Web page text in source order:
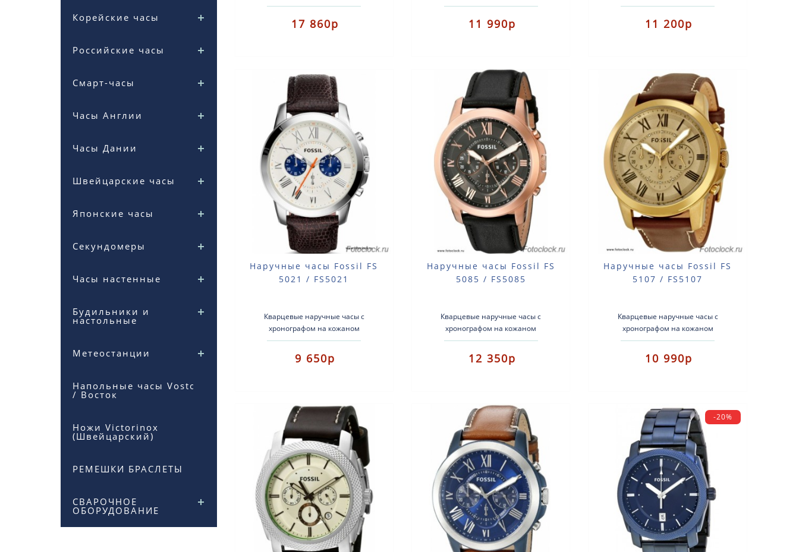
Корейские часы
Российские часы
Смарт-часы
Часы Англии
Часы Дании
Швейцарские часы
Японские часы
Секундомеры
Часы настенные
Будильники и
настольные
Метеостанции
Напольные часы Vostok
/ Восток
Ножи Victorinox
(Швейцарский)
РЕМЕШКИ БРАСЛЕТЫ
СВАРОЧНОЕ
ОБОРУДОВАНИЕ
нержавеющей стали.Тип механизма:
кварцевыйКорпус: нержавеющая
сталь с PVD пок..
17 860р
ремешке.Тип механизма:
кварцевыйКорпус: нержавеющая
сталь с розовой позолотойРем..
11 990р
ремешке.Тип механизма:
кварцевыйКорпус: нержавеющая
сталь с розовой позолотойРеме..
11 200р
Наручные часы Fossil FS
5021 / FS5021
Кварцевые наручные часы с
хронографом на кожаном
ремешке.Тип механизма:
кварцевыйКорпус: нержавеющая
стальРемень: кожаный Стекло: ..
9 650р
Наручные часы Fossil FS
5085 / FS5085
Кварцевые наручные часы с
хронографом на кожаном
ремешке.Тип механизма:
кварцевыйКорпус: нержавеющая
сталь с PVD покрытиемРемень:..
12 350р
Наручные часы Fossil FS
5107 / FS5107
Кварцевые наручные часы с
хронографом на кожаном
ремешке.Тип механизма:
кварцевыйКорпус: нержавеющая
сталь с PVD покрытиемРемень:..
10 990р
-20%